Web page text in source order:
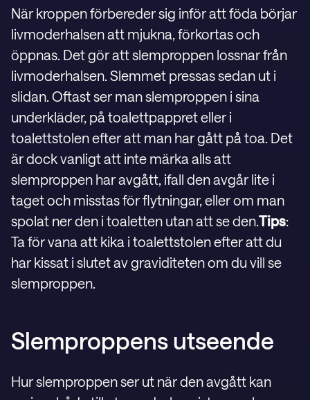
När kroppen förbereder sig inför att föda börjar
livmoderhalsen att mjukna, förkortas och
öppnas. Det gör att slemproppen lossnar från
livmoderhalsen. Slemmet pressas sedan ut i
slidan. Oftast ser man slemproppen i sina
underkläder, på toalettpappret eller i
toalettstolen efter att man har gått på toa. Det
är dock vanligt att inte märka alls att
slemproppen har avgått, ifall den avgår lite i
taget och misstas för flytningar, eller om man
spolat ner den i toaletten utan att se den.Tips:
Ta för vana att kika i toalettstolen efter att du
har kissat i slutet av graviditeten om du vill se
slemproppen.
Slemproppens utseende
Hur slemproppen ser ut när den avgått kan